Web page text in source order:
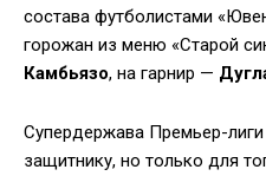
состава футболистами
горожан из меню «Старой
Камбьязо, на гарнир —
Супердержава Премьер-
защитнику, но только для